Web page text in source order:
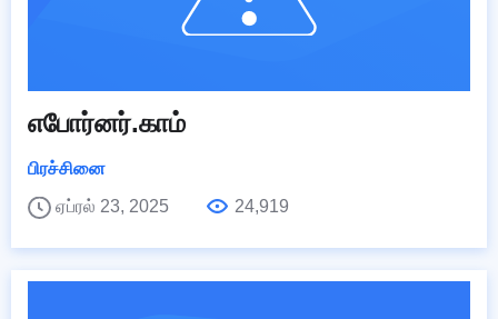
எபோர்னர்.காம்
பிரச்சினை
ஏப்ரல் 23, 2025
24,919